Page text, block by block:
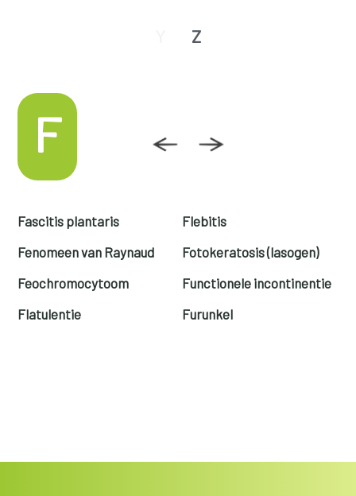
Z
F
Fascitis plantaris
Fenomeen van Raynaud
Feochromocytoom
Flatulentie
Flebitis
Fotokeratosis (lasogen)
Functionele incontinentie
Furunkel